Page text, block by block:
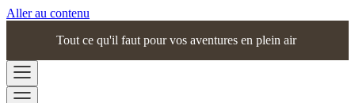
Aller au contenu
Tout ce qu'il faut pour vos aventures en plein air